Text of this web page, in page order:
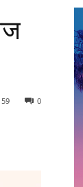
0
59